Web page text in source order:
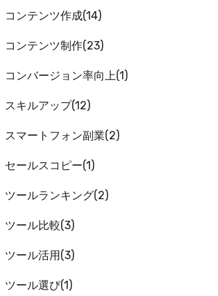
コンテンツ作成 14
コンテンツ制作 23
コンバージョン率向上 1
スキルアップ 12
スマートフォン副業 2
セールスコピー 1
ツールランキング 2
ツール比較 3
ツール活用 3
ツール選び 1